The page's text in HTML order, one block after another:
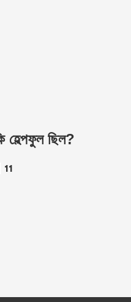
হেল্পফুল ছিল?
11